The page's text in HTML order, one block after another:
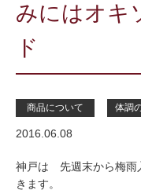
みにはオキ
ド
商品について 体調
2016.06.08
神戸は 先週末から梅雨
きます。